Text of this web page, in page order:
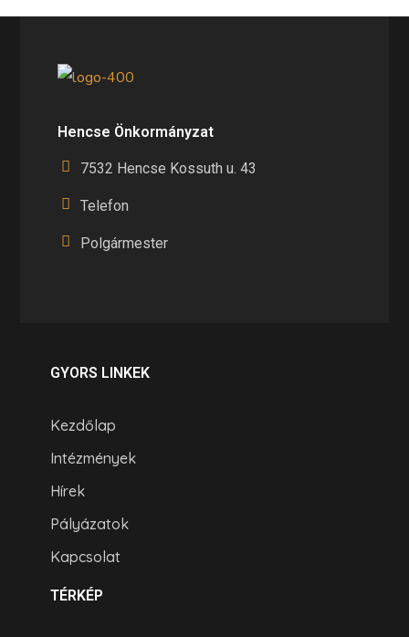
Hencse Önkormányzat
7532 Hencse Kossuth u. 43
Telefon
Polgármester
GYORS LINKEK
Kezdőlap
Intézmények
Hírek
Pályázatok
Kapcsolat
TÉRKÉP